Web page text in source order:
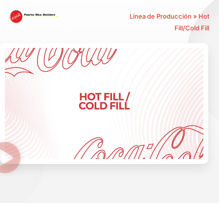
Línea de Producción » Hot
Fill/Cold Fill